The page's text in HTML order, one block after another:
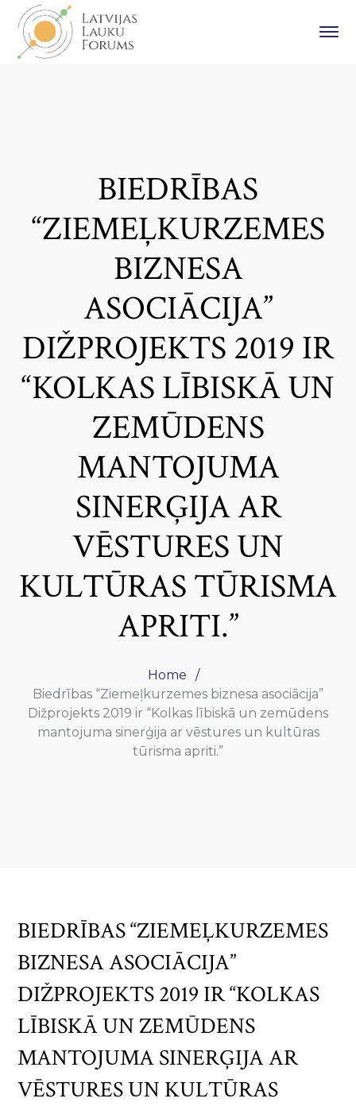
BIEDRĪBAS
“ZIEMEĻKURZEMES
BIZNESA
ASOCIĀCIJA”
DIŽPROJEKTS 2019 IR
“KOLKAS LĪBISKĀ UN
ZEMŪDENS
MANTOJUMA
SINERĢIJA AR
VĒSTURES UN
KULTŪRAS TŪRISMA
APRITI.”
Home
Biedrības “Ziemeļkurzemes biznesa asociācija”
Dižprojekts 2019 ir “Kolkas lībiskā un zemūdens
mantojuma sinerģija ar vēstures un kultūras
tūrisma apriti.”
BIEDRĪBAS “ZIEMEĻKURZEMES
BIZNESA ASOCIĀCIJA”
DIŽPROJEKTS 2019 IR “KOLKAS
LĪBISKĀ UN ZEMŪDENS
MANTOJUMA SINERĢIJA AR
VĒSTURES UN KULTŪRAS